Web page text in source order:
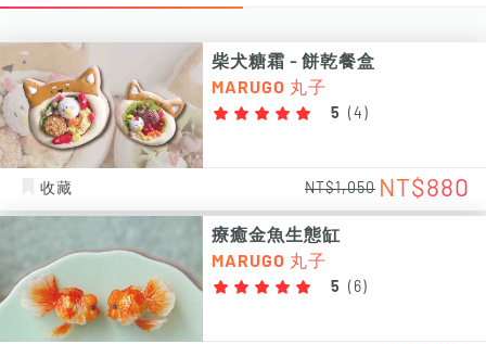
柴犬糖霜 - 餅乾餐盒
MARUGO 丸子
5 ( 4 )
收藏 NT$1,050 NT$880
療癒金魚生態缸
MARUGO 丸子
5 ( 6 )